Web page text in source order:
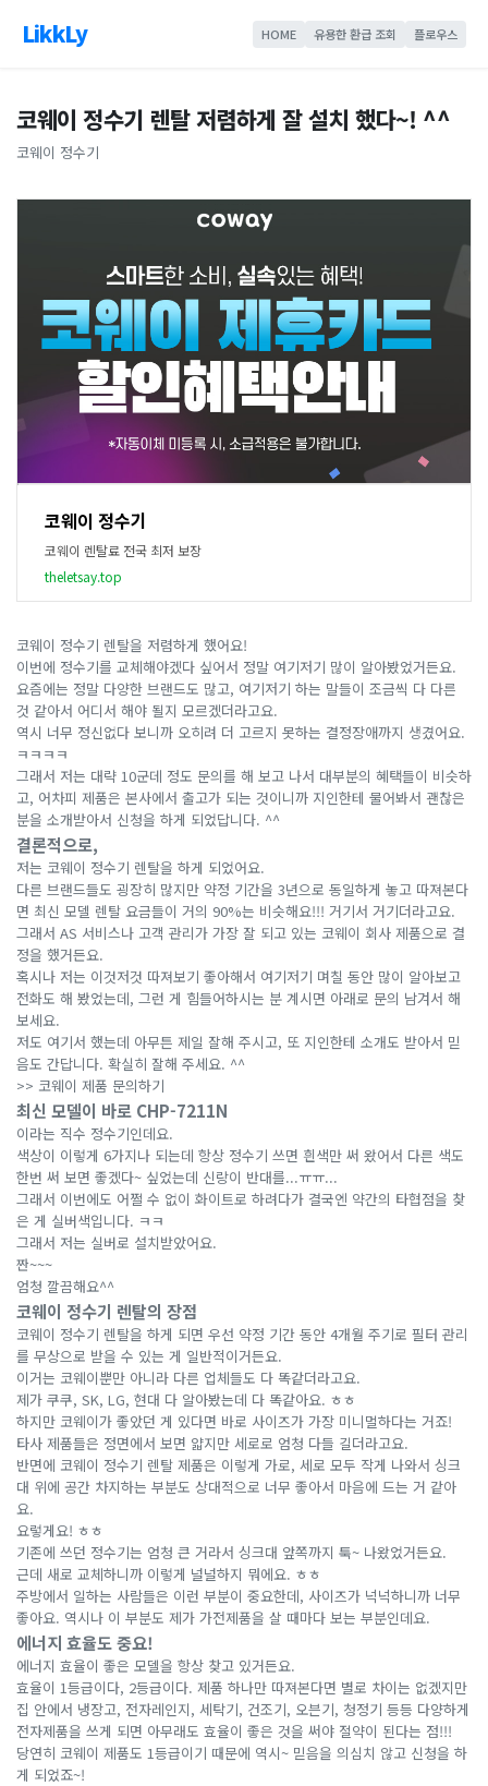
LikkLy HOME 유용한 환급 조회 플로우스
코웨이 정수기 렌탈 저렴하게 잘 설치 했다~! ^^
코웨이 정수기
코웨이 정수기
코웨이 렌탈료 전국 최저 보장
theletsay.top
코웨이 정수기 렌탈을 저렴하게 했어요!
이번에 정수기를 교체해야겠다 싶어서 정말 여기저기 많이 알아봤었거든요.
요즘에는 정말 다양한 브랜드도 많고, 여기저기 하는 말들이 조금씩 다 다른
것 같아서 어디서 해야 될지 모르겠더라고요.
역시 너무 정신없다 보니까 오히려 더 고르지 못하는 결정장애까지 생겼어요.
ㅋㅋㅋㅋ
그래서 저는 대략 10군데 정도 문의를 해 보고 나서 대부분의 혜택들이 비슷하
고, 어차피 제품은 본사에서 출고가 되는 것이니까 지인한테 물어봐서 괜찮은
분을 소개받아서 신청을 하게 되었답니다. ^^
결론적으로,
저는 코웨이 정수기 렌탈을 하게 되었어요.
다른 브랜드들도 굉장히 많지만 약정 기간을 3년으로 동일하게 놓고 따져본다
면 최신 모델 렌탈 요금들이 거의 90%는 비슷해요!!! 거기서 거기더라고요.
그래서 AS 서비스나 고객 관리가 가장 잘 되고 있는 코웨이 회사 제품으로 결
정을 했거든요.
혹시나 저는 이것저것 따져보기 좋아해서 여기저기 며칠 동안 많이 알아보고
전화도 해 봤었는데, 그런 게 힘들어하시는 분 계시면 아래로 문의 남겨서 해
보세요.
저도 여기서 했는데 아무튼 제일 잘해 주시고, 또 지인한테 소개도 받아서 믿
음도 간답니다. 확실히 잘해 주세요. ^^
>> 코웨이 제품 문의하기
최신 모델이 바로 CHP-7211N
이라는 직수 정수기인데요.
색상이 이렇게 6가지나 되는데 항상 정수기 쓰면 흰색만 써 왔어서 다른 색도
한번 써 보면 좋겠다~ 싶었는데 신랑이 반대를...ㅠㅠ...
그래서 이번에도 어쩔 수 없이 화이트로 하려다가 결국엔 약간의 타협점을 찾
은 게 실버색입니다. ㅋㅋ
그래서 저는 실버로 설치받았어요.
짠~~~
엄청 깔끔해요^^
코웨이 정수기 렌탈의 장점
코웨이 정수기 렌탈을 하게 되면 우선 약정 기간 동안 4개월 주기로 필터 관리
를 무상으로 받을 수 있는 게 일반적이거든요.
이거는 코웨이뿐만 아니라 다른 업체들도 다 똑같더라고요.
제가 쿠쿠, SK, LG, 현대 다 알아봤는데 다 똑같아요. ㅎㅎ
하지만 코웨이가 좋았던 게 있다면 바로 사이즈가 가장 미니멀하다는 거죠!
타사 제품들은 정면에서 보면 얇지만 세로로 엄청 다들 길더라고요.
반면에 코웨이 정수기 렌탈 제품은 이렇게 가로, 세로 모두 작게 나와서 싱크
대 위에 공간 차지하는 부분도 상대적으로 너무 좋아서 마음에 드는 거 같아
요.
요렇게요! ㅎㅎ
기존에 쓰던 정수기는 엄청 큰 거라서 싱크대 앞쪽까지 툭~ 나왔었거든요.
근데 새로 교체하니까 이렇게 널널하지 뭐에요. ㅎㅎ
주방에서 일하는 사람들은 이런 부분이 중요한데, 사이즈가 넉넉하니까 너무
좋아요. 역시나 이 부분도 제가 가전제품을 살 때마다 보는 부분인데요.
에너지 효율도 중요!
에너지 효율이 좋은 모델을 항상 찾고 있거든요.
효율이 1등급이다, 2등급이다. 제품 하나만 따져본다면 별로 차이는 없겠지만
집 안에서 냉장고, 전자레인지, 세탁기, 건조기, 오븐기, 청정기 등등 다양하게
전자제품을 쓰게 되면 아무래도 효율이 좋은 것을 써야 절약이 된다는 점!!!
당연히 코웨이 제품도 1등급이기 때문에 역시~ 믿음을 의심치 않고 신청을 하
게 되었죠~!